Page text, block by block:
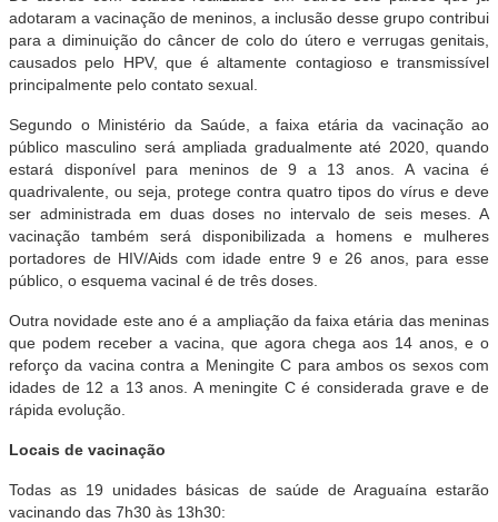
adotaram a vacinação de meninos, a inclusão desse grupo contribui
para a diminuição do câncer de colo do útero e verrugas genitais,
causados pelo HPV, que é altamente contagioso e transmissível
principalmente pelo contato sexual.
Segundo o Ministério da Saúde, a faixa etária da vacinação ao
público masculino será ampliada gradualmente até 2020, quando
estará disponível para meninos de 9 a 13 anos. A vacina é
quadrivalente, ou seja, protege contra quatro tipos do vírus e deve
ser administrada em duas doses no intervalo de seis meses. A
vacinação também será disponibilizada a homens e mulheres
portadores de HIV/Aids com idade entre 9 e 26 anos, para esse
público, o esquema vacinal é de três doses.
Outra novidade este ano é a ampliação da faixa etária das meninas
que podem receber a vacina, que agora chega aos 14 anos, e o
reforço da vacina contra a Meningite C para ambos os sexos com
idades de 12 a 13 anos. A meningite C é considerada grave e de
rápida evolução.
Locais de vacinação
Todas as 19 unidades básicas de saúde de Araguaína estarão
vacinando das 7h30 às 13h30: